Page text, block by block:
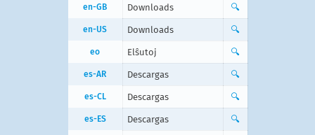
en-GB Downloads 🔍
en-US Downloads 🔍
eo Elŝutoj 🔍
es-AR Descargas 🔍
es-CL Descargas 🔍
es-ES Descargas 🔍